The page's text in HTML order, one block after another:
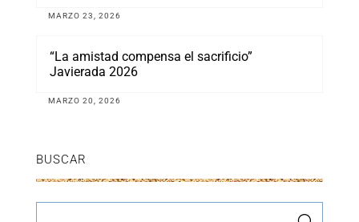
MARZO 23, 2026
“La amistad compensa el sacrificio”
Javierada 2026
MARZO 20, 2026
BUSCAR